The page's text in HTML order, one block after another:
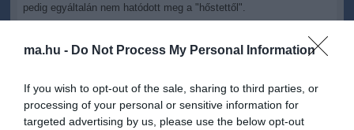
ma.hu - Do Not Process My Personal Information
If you wish to opt-out of the sale, sharing to third parties, or
processing of your personal or sensitive information for
targeted advertising by us, please use the below opt-out
pedig egyáltalán nem hatódott meg a "hőstettől".
Kapcsolódó írások: